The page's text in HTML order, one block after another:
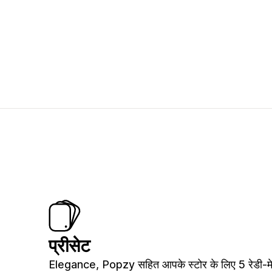
प्रीसेट
Elegance, Popzy सहित आपके स्टोर के लिए 5 रेडी-